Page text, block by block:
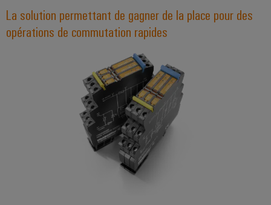
La solution permettant de gagner de la place pour des
opérations de commutation rapides